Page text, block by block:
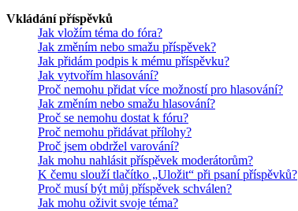
Vkládání příspěvků
Jak vložím téma do fóra?
Jak změním nebo smažu příspěvek?
Jak přidám podpis k mému příspěvku?
Jak vytvořím hlasování?
Proč nemohu přidat více možností pro hlasování?
Jak změním nebo smažu hlasování?
Proč se nemohu dostat k fóru?
Proč nemohu přidávat přílohy?
Proč jsem obdržel varování?
Jak mohu nahlásit příspěvek moderátorům?
K čemu slouží tlačítko „Uložit“ při psaní příspěvků?
Proč musí být můj příspěvek schválen?
Jak mohu oživit svoje téma?